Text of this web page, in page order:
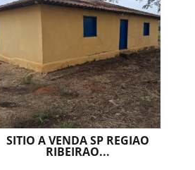
SITIO A VENDA SP REGIAO
RIBEIRAO...